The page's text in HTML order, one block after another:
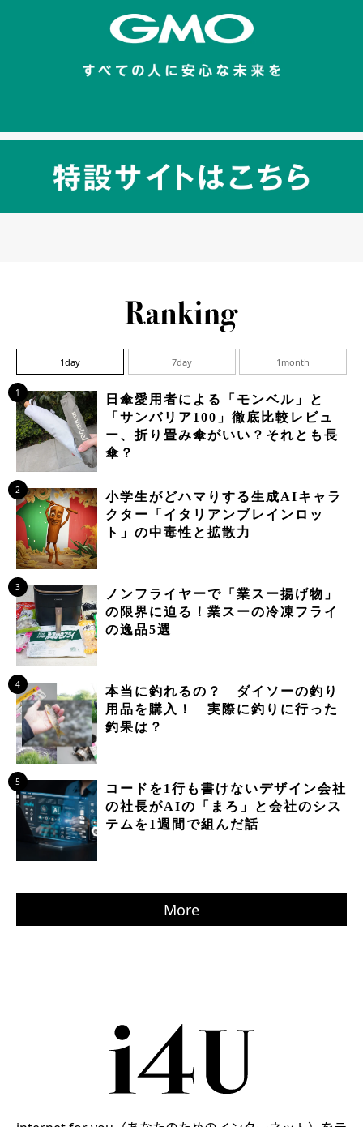
1day 7day 1month
1
日傘愛用者による「モンベル」と
「サンバリア100」徹底比較レビュ
ー、折り畳み傘がいい？それとも長
傘？
2
小学生がどハマりする生成AIキャラ
クター「イタリアンブレインロッ
ト」の中毒性と拡散力
3
ノンフライヤーで「業スー揚げ物」
の限界に迫る！業スーの冷凍フライ
の逸品5選
4
本当に釣れるの？ ダイソーの釣り
用品を購入！ 実際に釣りに行った
釣果は？
5
コードを1行も書けないデザイン会社
の社長がAIの「まろ」と会社のシス
テムを1週間で組んだ話
More